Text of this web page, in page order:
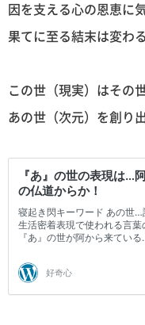
因を支える心の恩恵に
果てに至る結末は変わ
この世（現実）はその
あの世（次元）を創り